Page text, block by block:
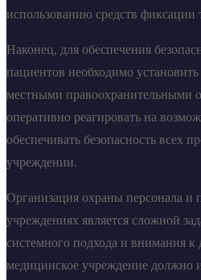
использованию средств фиксации
Наконец, для обеспечения
пациентов необходимо установить
местными правоохранительными
оперативно реагировать на
обеспечивать безопасность всех
учреждении.
Организация охраны персонала и
учреждениях является сложной
системного подхода и внимания к
медицинское учреждение должно